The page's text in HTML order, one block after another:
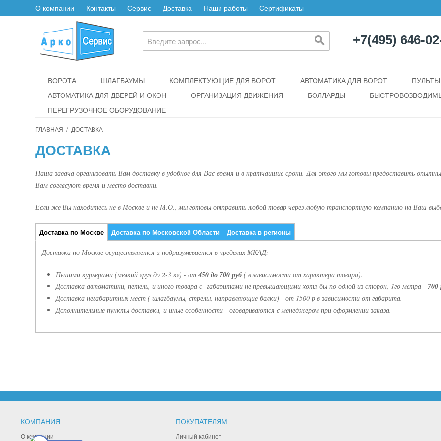
О компании Контакты Сервис Доставка Наши работы Сертификаты
+7(495) 646-
ВОРОТА ШЛАГБАУМЫ КОМПЛЕКТУЮЩИЕ ДЛЯ ВОРОТ АВТОМАТИКА ДЛЯ ВОРОТ ПУЛЬТЫ
АВТОМАТИКА ДЛЯ ДВЕРЕЙ И ОКОН
ОРГАНИЗАЦИЯ ДВИЖЕНИЯ БОЛЛАРДЫ
ПЕРЕГРУЗОЧНОЕ ОБОРУДОВАНИЕ
ГЛАВНАЯ / ДОСТАВКА
ДОСТАВКА
Наша задача организовать Вам доставку в удобное для Вас время и в кратчаишие сроки. Для этого мы готовы предоставить
Вам согласуют время и место доставки.
Если же Вы находитесь не в Москве и не М.О., мы готовы отправить любой товар через любую транспортную компанию на Ваш
Доставка по Москве Доставка по Московской Области Доставка в регионы
Доставка по Москве осуществляется и подразумевается в пределах МКАД:
Пешими курьерами (мелкий груз до 2-3 кг) - от 450 до 700 руб( в зависимости от характера товара).
Доставка автоматики, петель, и иного товара с габаритами не превышающими хотя бы по одной из сторон, 1го метра - 700
Доставка негабаритных мест ( шлагбаумы, стрелы, направляющие балки) - от 1500 р в зависимости от габарита.
Дополнительные пункты доставки, и иные особенности - оговариваются с менеджером при оформлении заказа.
КОМПАНИЯ
О компании
ПОКУПАТЕЛЯМ
Личный кабинет